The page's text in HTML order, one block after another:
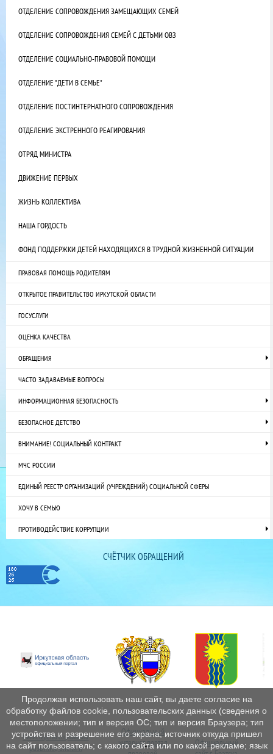
ОТДЕЛЕНИЕ СОПРОВОЖДЕНИЯ ЗАМЕЩАЮЩИХ СЕМЕЙ
ОТДЕЛЕНИЕ СОПРОВОЖДЕНИЯ СЕМЕЙ С ДЕТЬМИ ОВЗ
ОТДЕЛЕНИЕ СОЦИАЛЬНО-ПРАВОВОЙ ПОМОЩИ
ОТДЕЛЕНИЕ "ДЕТИ В СЕМЬЕ"
ОТДЕЛЕНИЕ ПОСТИНТЕРНАТНОГО СОПРОВОЖДЕНИЯ
ОТДЕЛЕНИЕ ЭКСТРЕННОГО РЕАГИРОВАНИЯ
ОТРЯД МИНИСТРА
ДВИЖЕНИЕ ПЕРВЫХ
ЖИЗНЬ КОЛЛЕКТИВА
НАША ГОРДОСТЬ
ФОНД ПОДДЕРЖКИ ДЕТЕЙ НАХОДЯЩИХСЯ В ТРУДНОЙ ЖИЗНЕННОЙ СИТУАЦИИ
ПРАВОВАЯ ПОМОЩЬ РОДИТЕЛЯМ
ОТКРЫТОЕ ПРАВИТЕЛЬСТВО ИРКУТСКОЙ ОБЛАСТИ
ГОСУСЛУГИ
ОЦЕНКА КАЧЕСТВА
ОБРАЩЕНИЯ
ЧАСТО ЗАДАВАЕМЫЕ ВОПРОСЫ
ИНФОРМАЦИОННАЯ БЕЗОПАСНОСТЬ
БЕЗОПАСНОЕ ДЕТСТВО
ВНИМАНИЕ! СОЦИАЛЬНЫЙ КОНТРАКТ
МЧС РОССИИ
ЕДИНЫЙ РЕЕСТР ОРГАНИЗАЦИЙ (УЧРЕЖДЕНИЙ) СОЦИАЛЬНОЙ СФЕРЫ
ХОЧУ В СЕМЬЮ
ПРОТИВОДЕЙСТВИЕ КОРРУПЦИИ
СЧЁТЧИК ОБРАЩЕНИЙ
Министерство социального
развития, опеки и
Официальный
интернетпортал
Официальный
Продолжая использовать наш сайт, вы даете согласие на
обработку файлов cookie, пользовательских данных (сведения о
местоположении; тип и версия ОС; тип и версия Браузера; тип
устройства и разрешение его экрана; источник откуда пришел
на сайт пользователь; с какого сайта или по какой рекламе; язык